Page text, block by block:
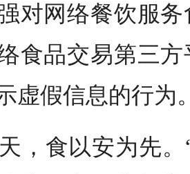
对网络餐饮服
食品交易第三
虚假信息的行为
，食以安为先